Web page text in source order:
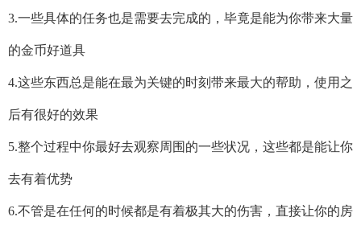
3.一些具体的任务也是需要去完成的，毕竟是能为你带来大量
的金币好道具
4.这些东西总是能在最为关键的时刻带来最大的帮助，使用之
后有很好的效果
5.整个过程中你最好去观察周围的一些状况，这些都是能让你
去有着优势
6.不管是在任何的时候都是有着极其大的伤害，直接让你的房